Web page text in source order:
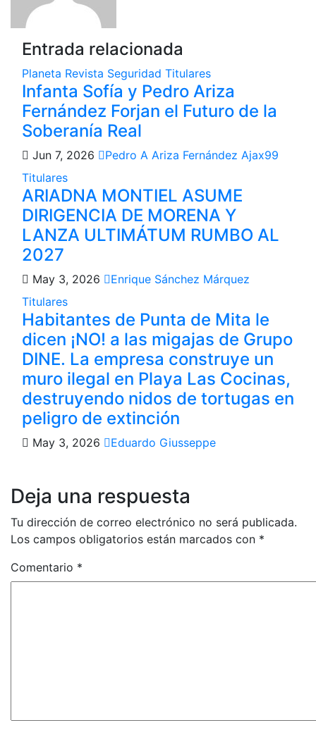
Entrada relacionada
Planeta Revista Seguridad Titulares
Infanta Sofía y Pedro Ariza
Fernández Forjan el Futuro de la
Soberanía Real
Jun 7, 2026
Pedro A Ariza Fernández Ajax99
Titulares
ARIADNA MONTIEL ASUME
DIRIGENCIA DE MORENA Y
LANZA ULTIMÁTUM RUMBO AL
2027
May 3, 2026
Enrique Sánchez Márquez
Titulares
Habitantes de Punta de Mita le
dicen ¡NO! a las migajas de Grupo
DINE. La empresa construye un
muro ilegal en Playa Las Cocinas,
destruyendo nidos de tortugas en
peligro de extinción
May 3, 2026 Eduardo Giusseppe
Deja una respuesta
Tu dirección de correo electrónico no será publicada.
Los campos obligatorios están marcados con *
Comentario *